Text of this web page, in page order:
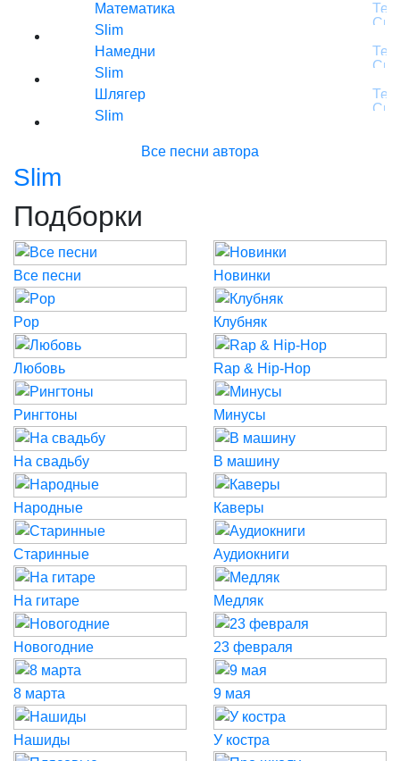
Математика
Slim
Намедни
Slim
Шлягер
Slim
Все песни автора
Slim
Подборки
Все песни Новинки
Pop Клубняк
Любовь Rap & Hip-Hop
Рингтоны Минусы
На свадьбу В машину
Народные Каверы
Старинные Аудиокниги
На гитаре Медляк
Новогодние 23 февраля
8 марта 9 мая
Нашиды У костра